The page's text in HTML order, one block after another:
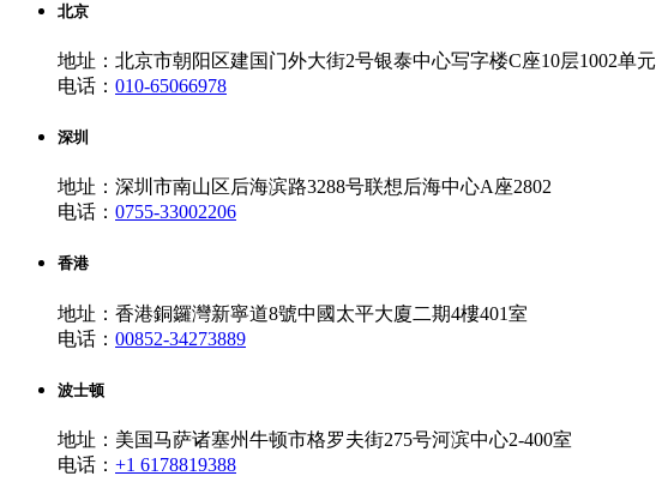
北京
地址：北京市朝阳区建国门外大街2号银泰中心写字楼C座10层1002单元
电话： 010-65066978
深圳
地址：深圳市南山区后海滨路3288号联想后海中心A座2802
电话： 0755-33002206
香港
地址：香港銅鑼灣新寧道8號中國太平大廈二期4樓401室
电话： 00852-34273889
波士顿
地址：美国马萨诸塞州牛顿市格罗夫街275号河滨中心2-400室
电话： +1 6178819388